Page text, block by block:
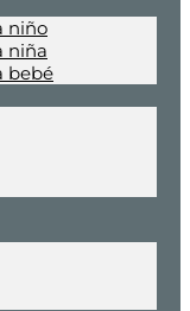
niño
niña
bebé